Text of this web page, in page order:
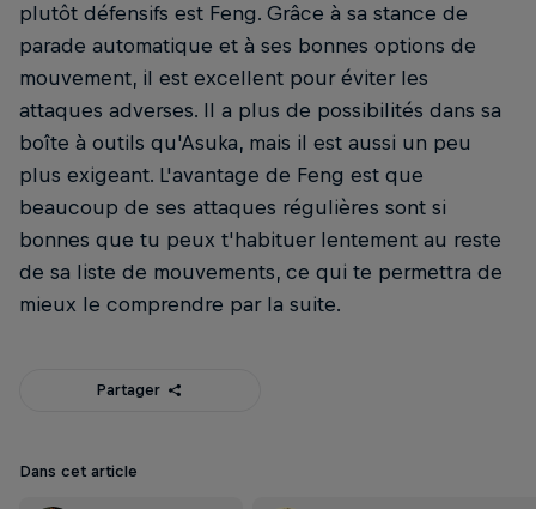
plutôt défensifs est Feng. Grâce à sa stance de
parade automatique et à ses bonnes options de
mouvement, il est excellent pour éviter les
attaques adverses. Il a plus de possibilités dans sa
boîte à outils qu'Asuka, mais il est aussi un peu
plus exigeant. L'avantage de Feng est que
beaucoup de ses attaques régulières sont si
bonnes que tu peux t'habituer lentement au reste
de sa liste de mouvements, ce qui te permettra de
mieux le comprendre par la suite.
Partager
Dans cet article